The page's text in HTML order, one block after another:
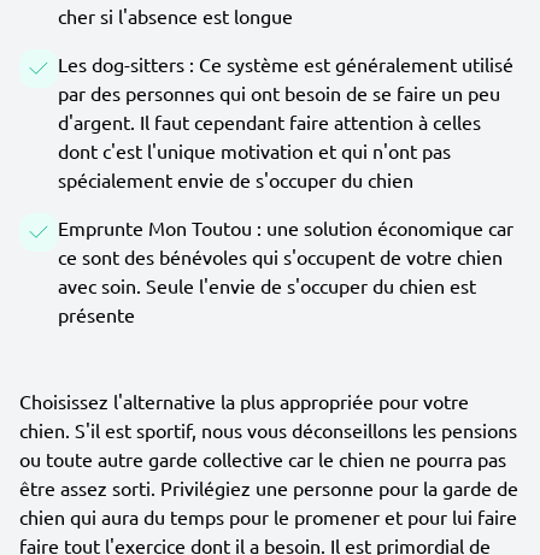
cher si l'absence est longue
Les dog-sitters : Ce système est généralement utilisé
par des personnes qui ont besoin de se faire un peu
d'argent. Il faut cependant faire attention à celles
dont c'est l'unique motivation et qui n'ont pas
spécialement envie de s'occuper du chien
Emprunte Mon Toutou : une solution économique car
ce sont des bénévoles qui s'occupent de votre chien
avec soin. Seule l'envie de s'occuper du chien est
présente
Choisissez l'alternative la plus appropriée pour votre
chien. S'il est sportif, nous vous déconseillons les pensions
ou toute autre garde collective car le chien ne pourra pas
être assez sorti. Privilégiez une personne pour la garde de
chien qui aura du temps pour le promener et pour lui faire
faire tout l'exercice dont il a besoin. Il est primordial de